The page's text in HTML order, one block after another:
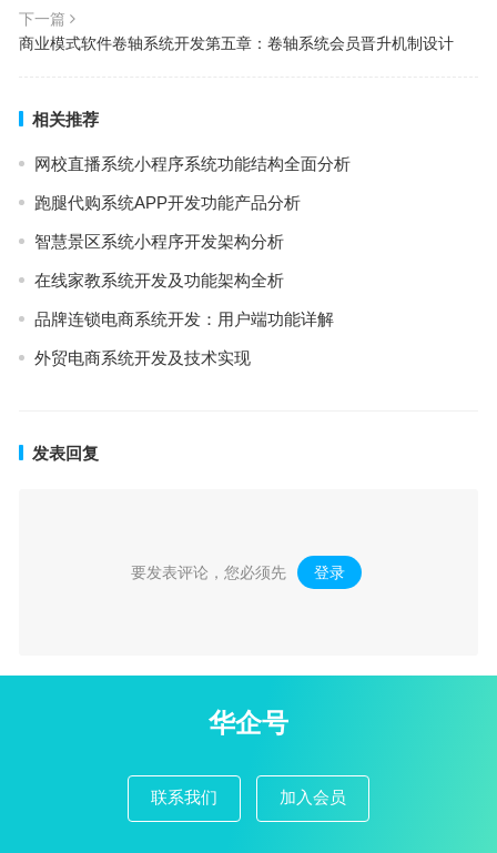
下一篇
商业模式软件卷轴系统开发第五章：卷轴系统会员晋升机制设计
相关推荐
网校直播系统小程序系统功能结构全面分析
跑腿代购系统APP开发功能产品分析
智慧景区系统小程序开发架构分析
在线家教系统开发及功能架构全析
品牌连锁电商系统开发：用户端功能详解
外贸电商系统开发及技术实现
发表回复
要发表评论，您必须先 登录 。
华企号
联系我们 加入会员